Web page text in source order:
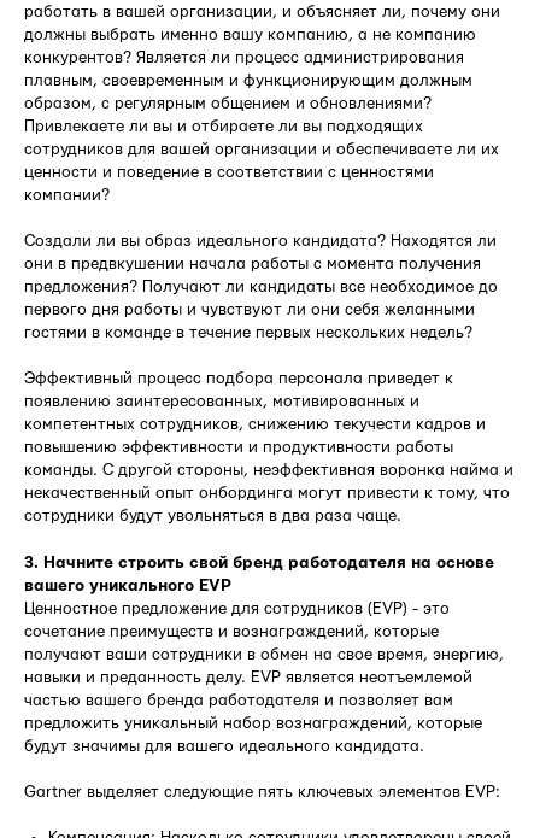
работать в вашей организации, и объясняет ли, почему они
должны выбрать именно вашу компанию, а не компанию
конкурентов? Является ли процесс администрирования
плавным, своевременным и функционирующим должным
образом, с регулярным общением и обновлениями?
Привлекаете ли вы и отбираете ли вы подходящих
сотрудников для вашей организации и обеспечиваете ли их
ценности и поведение в соответствии с ценностями
компании?
Создали ли вы образ идеального кандидата? Находятся ли
они в предвкушении начала работы с момента получения
предложения? Получают ли кандидаты все необходимое до
первого дня работы и чувствуют ли они себя желанными
гостями в команде в течение первых нескольких недель?
Эффективный процесс подбора персонала приведет к
появлению заинтересованных, мотивированных и
компетентных сотрудников, снижению текучести кадров и
повышению эффективности и продуктивности работы
команды. С другой стороны, неэффективная воронка найма и
некачественный опыт онбординга могут привести к тому, что
сотрудники будут увольняться в два раза чаще.
3. Начните строить свой бренд работодателя на основе
вашего уникального EVP
Ценностное предложение для сотрудников (EVP) - это
сочетание преимуществ и вознаграждений, которые
получают ваши сотрудники в обмен на свое время, энергию,
навыки и преданность делу. EVP является неотъемлемой
частью вашего бренда работодателя и позволяет вам
предложить уникальный набор вознаграждений, которые
будут значимы для вашего идеального кандидата.
Gartner выделяет следующие пять ключевых элементов EVP: